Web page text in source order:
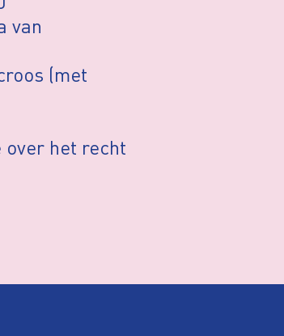
van
(met
het recht